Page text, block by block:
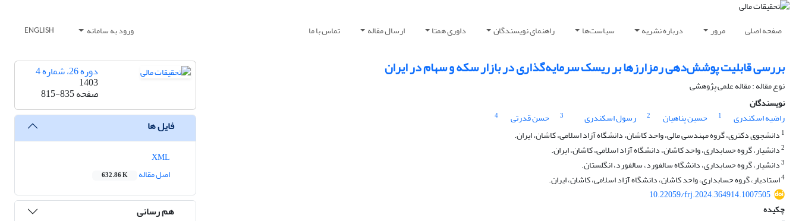
صفحه اصلی مرور درباره نشریه سیاست‌ها راهنمای نویسندگان داوری همتا ارسال مقاله تماس با ما ورود به سامانه ENGLISH
بررسی قابلیت پوشش‌دهی رمزارزها بر ریسک سرمایه‌گذاری در بازار سکه و سهام در ایران
نوع مقاله : مقاله علمی پژوهشی
نویسندگان
راضیه اسکندری
1 حسین پناهیان 2 رسول اسکندری 3 حسن قدرتی
4
1 دانشجوی دکتری، گروه مهندسی مالی، واحد کاشان، دانشگاه آزاد اسلامی، کاشان، ایران.
2دانشیار، گروه حسابداری، واحد کاشان، دانشگاه آزاد اسلامی، کاشان، ایران.
3دانشیار، گروه حسابداری، دانشگاه سالفورد، سالفورد، انگلستان.
4استادیار، گروه حسابداری، واحد کاشان، دانشگاه آزاد اسلامی، کاشان، ایران.
10.22059/frj.2024.364914.1007505
چکیده
دوره 26، شماره 4
1403
صفحه815-835
فایل ها
اصل مقاله
632.86 K
هم رسانی